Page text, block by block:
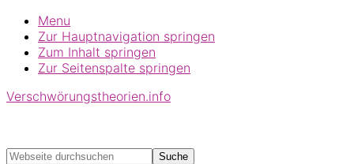
Menu
Zur Hauptnavigation springen
Zum Inhalt springen
Zur Seitenspalte springen
Verschwörungstheorien.info
Webseite